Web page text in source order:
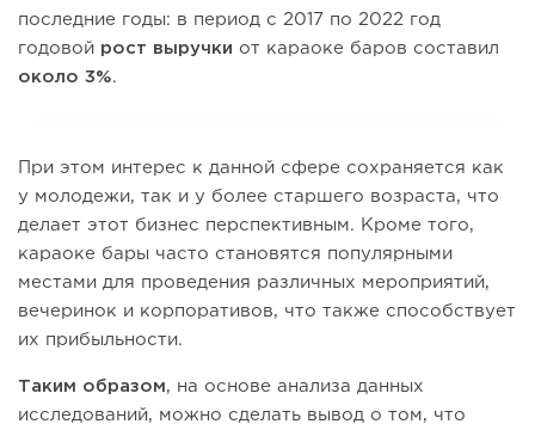
последние годы: в период с 2017 по 2022 год
годовой рост выручки от караоке баров составил
около 3%.
При этом интерес к данной сфере сохраняется как
у молодежи, так и у более старшего возраста, что
делает этот бизнес перспективным. Кроме того,
караоке бары часто становятся популярными
местами для проведения различных мероприятий,
вечеринок и корпоративов, что также способствует
их прибыльности.
Таким образом, на основе анализа данных
исследований, можно сделать вывод о том, что